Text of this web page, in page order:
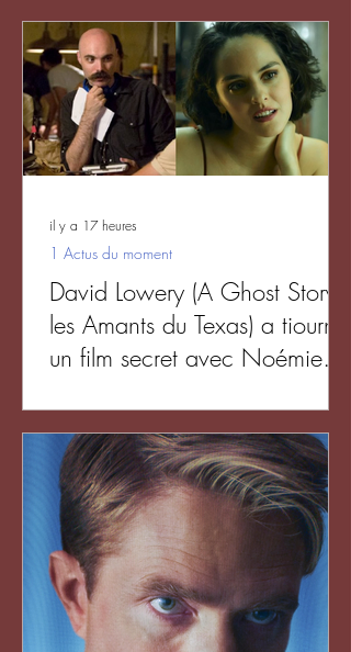
David Lowery (A Ghost Story,
les Amants du Texas) a tiourné
un film secret avec Noémie
1 Actus du moment
il y a 17 heures